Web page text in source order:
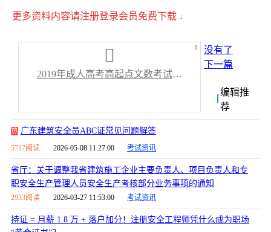
更多资料内容请注册登录会员免费下载 ↓
2019年成人高考高起点文数考试章节难点解析汇总.docx
1
没有了
下一篇
编辑推
荐
热 广东建筑安全员ABC证常见问题解答
5717阅读 2026-05-08 11:27:00 考试资讯
省厅：关于调整我省建筑施工企业主要负责人、项目负责人和专
职安全生产管理人员安全生产考核部分业务事项的通知
2933阅读 2026-03-27 11:53:00 考试资讯
持证 = 月薪 1.8 万 + 落户加分！注册安全工程师凭什么成为职场